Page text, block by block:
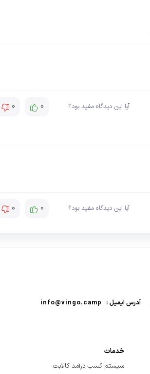
آیا این دیدگاه مفید بود؟ 0
0
آیا این دیدگاه مفید بود؟ 0
0
آدرس ایمیل : info@vingo.camp
خدمات
سیستم کسب درآمد کالابت